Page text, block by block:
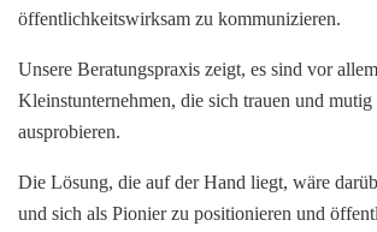
öffentlichkeitswirksam zu kommunizieren.
Unsere Beratungspraxis zeigt, es sind vor
Kleinstunternehmen, die sich trauen und mutig
ausprobieren.
Die Lösung, die auf der Hand liegt, wäre
und sich als Pionier zu positionieren und